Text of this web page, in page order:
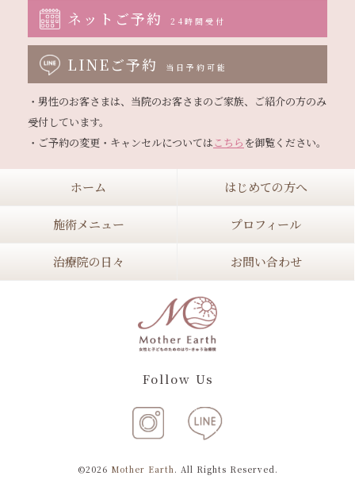
ネットご予約 24時間受付
LINEご予約 当日予約可能
・男性のお客さまは、当院のお客さまのご家族、ご紹介の方のみ
受付しています。
・ご予約の変更・キャンセルについてはこちら
ホーム はじめての方へ
施術メニュー プロフィール
治療院の日々 お問い合わせ
Follow Us
©2026 Mother Earth . All Rights Reserved.